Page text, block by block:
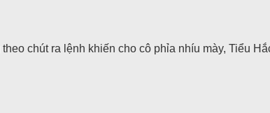
chút ra lệnh khiến cho cô phỉa nhíu mày, Tiểu